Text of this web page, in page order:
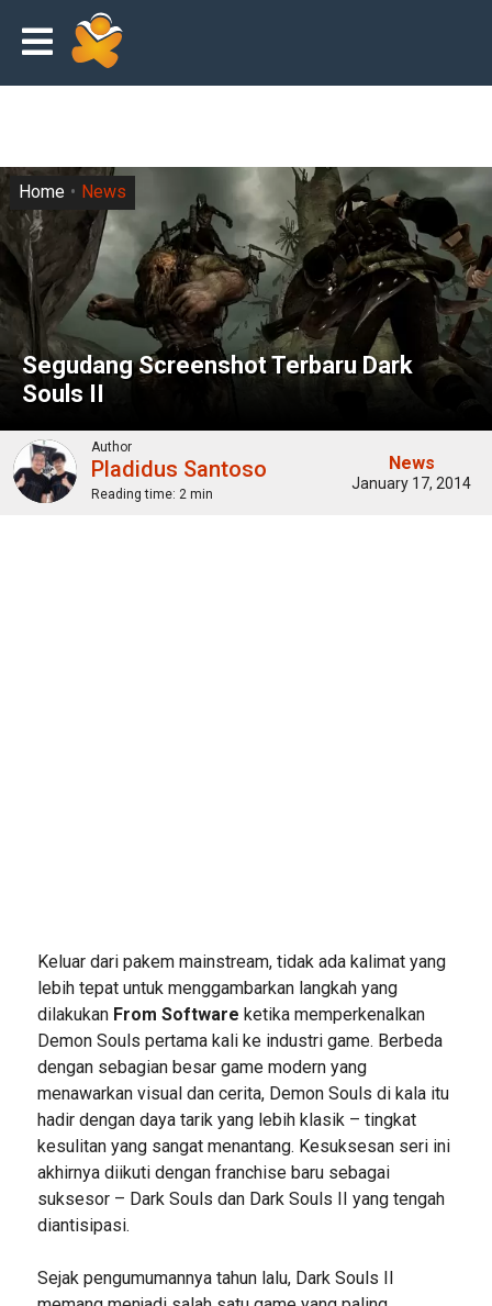
Segudang Screenshot Terbaru Dark
Souls II
Home News
Author
Pladidus Santoso
Reading time: 2 min
News
January 17, 2014
Keluar dari pakem mainstream, tidak ada kalimat yang
lebih tepat untuk menggambarkan langkah yang
dilakukan From Software ketika memperkenalkan
Demon Souls pertama kali ke industri game. Berbeda
dengan sebagian besar game modern yang
menawarkan visual dan cerita, Demon Souls di kala itu
hadir dengan daya tarik yang lebih klasik – tingkat
kesulitan yang sangat menantang. Kesuksesan seri ini
akhirnya diikuti dengan franchise baru sebagai
suksesor – Dark Souls dan Dark Souls II yang tengah
diantisipasi.
Sejak pengumumannya tahun lalu, Dark Souls II